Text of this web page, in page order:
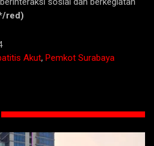
red)
Akut, Pemkot Surabaya